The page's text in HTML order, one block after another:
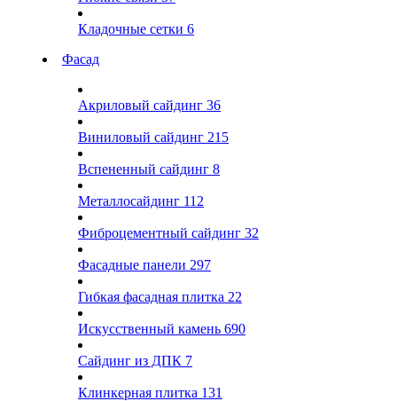
Кладочные сетки 6
Фасад
Акриловый сайдинг 36
Виниловый сайдинг 215
Вспененный сайдинг 8
Металлосайдинг 112
Фиброцементный сайдинг 32
Фасадные панели 297
Гибкая фасадная плитка 22
Искусственный камень 690
Сайдинг из ДПК 7
Клинкерная плитка 131